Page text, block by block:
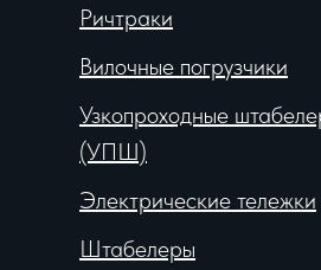
Ричтраки
Вилочные погрузчики
Узкопроходные
(УПШ)
Электрические тележки
Штабелеры